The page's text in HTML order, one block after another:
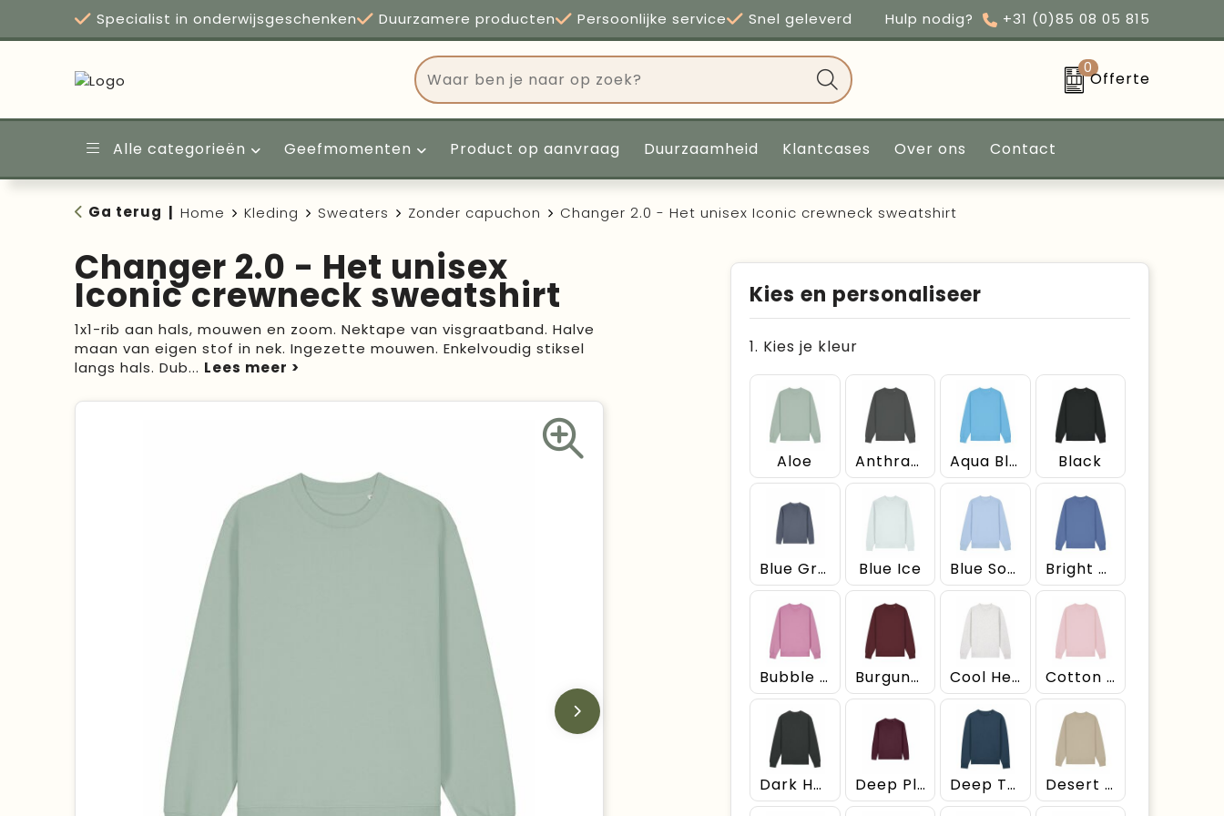
Specialist in onderwijsgeschenken Duurzamere producten Persoonlijke service Snel geleverd Hulp nodig? +31 (0)85 08 05 815
0
Offerte
Alle categorieën Geefmomenten Product op aanvraag Duurzaamheid Klantcases Over ons Contact
Ga terug Home Kleding Sweaters Zonder capuchon Changer 2.0 - Het unisex Iconic crewneck sweatshirt
Changer 2.0 - Het unisex
Iconic crewneck sweatshirt
1x1-rib aan hals, mouwen en zoom. Nektape van visgraatband. Halve
maan van eigen stof in nek. Ingezette mouwen. Enkelvoudig stiksel
langs hals. Dub...
Kies en personaliseer
1. Kies je kleur
Aloe Anthracite Aqua Blue Black
Blue Grey Blue Ice Blue Soul Bright Blue
Bubble Pink Burgundy Cool Heather Grey Cotton Pink
Dark Heather Grey Deep Plum Deep Teal Desert Dust